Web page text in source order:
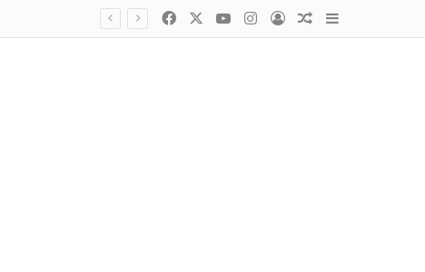
FacebookYouTubeInstagram
AccesoPublicación al
Barra lateral